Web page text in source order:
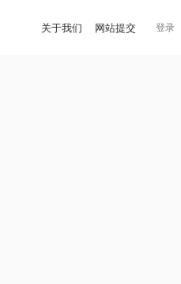
关于我们 网站提交 登录